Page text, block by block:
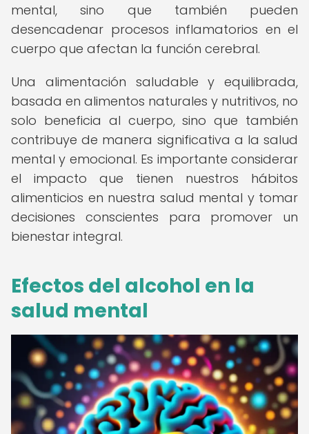
mental, sino que también pueden
desencadenar procesos inflamatorios en el
cuerpo que afectan la función cerebral.
Una alimentación saludable y equilibrada,
basada en alimentos naturales y nutritivos, no
solo beneficia al cuerpo, sino que también
contribuye de manera significativa a la salud
mental y emocional. Es importante considerar
el impacto que tienen nuestros hábitos
alimenticios en nuestra salud mental y tomar
decisiones conscientes para promover un
bienestar integral.
Efectos del alcohol en la
salud mental